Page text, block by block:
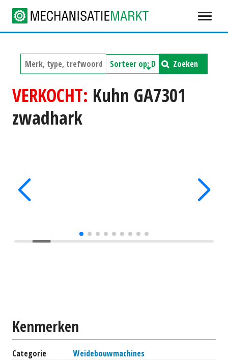
Zoeken
VERKOCHT: Kuhn GA7301
zwadhark
Kenmerken
Categorie
Weidebouwmachines